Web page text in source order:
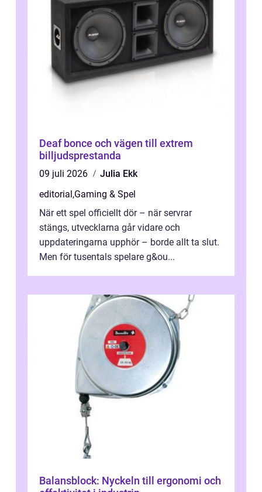
Deaf bonce och vägen till extrem
billjudsprestanda
09 juli 2026
Julia Ekk
editorial,Gaming & Spel
När ett spel officiellt dör – när servrar
stängs, utvecklarna går vidare och
uppdateringarna upphör – borde allt ta slut.
Men för tusentals spelare g&ou...
Balansblock: Nyckeln till ergonomi och